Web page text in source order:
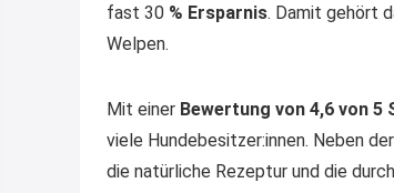
fast 30 % Ersparnis. Damit gehört
Welpen.
Mit einer Bewertung von 4,6 von 5
viele Hundebesitzer:innen. Neben
die natürliche Rezeptur und die